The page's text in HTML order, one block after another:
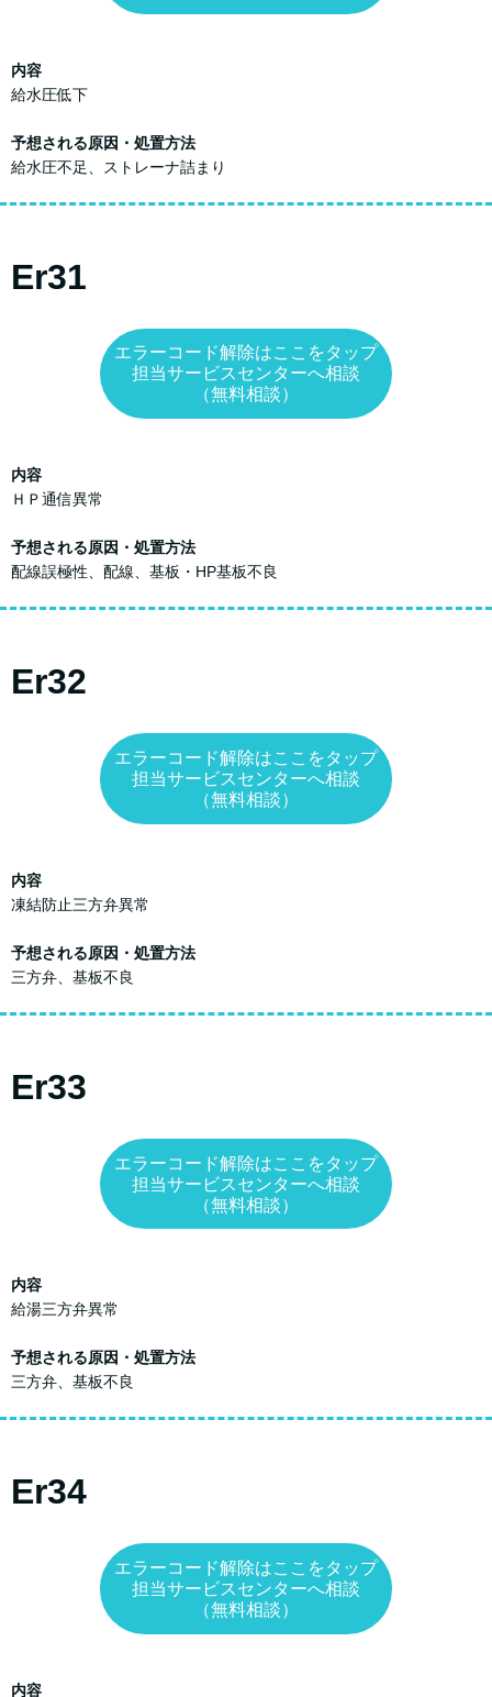
内容
給水圧低下
予想される原因・処置方法
給水圧不足、ストレーナ詰まり
Er31
エラーコード解除はここをタップ
担当サービスセンターへ相談
（無料相談）
内容
ＨＰ通信異常
予想される原因・処置方法
配線誤極性、配線、基板・HP基板不良
Er32
エラーコード解除はここをタップ
担当サービスセンターへ相談
（無料相談）
内容
凍結防止三方弁異常
予想される原因・処置方法
三方弁、基板不良
Er33
エラーコード解除はここをタップ
担当サービスセンターへ相談
（無料相談）
内容
給湯三方弁異常
予想される原因・処置方法
三方弁、基板不良
Er34
エラーコード解除はここをタップ
担当サービスセンターへ相談
（無料相談）
内容